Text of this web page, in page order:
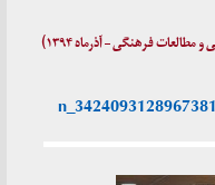
فرهنگی – آذرماه ۱۳۹۴)